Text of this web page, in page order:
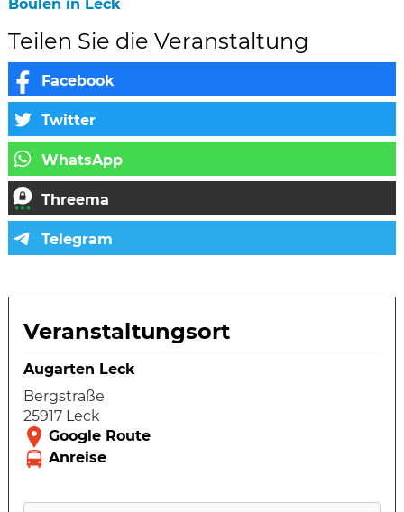
Boulen in Leck
Teilen Sie die Veranstaltung
Veranstaltungsort
Augarten Leck
Bergstraße
25917 Leck